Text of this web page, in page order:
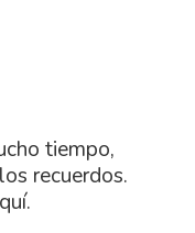
tiempo,
recuerdos.